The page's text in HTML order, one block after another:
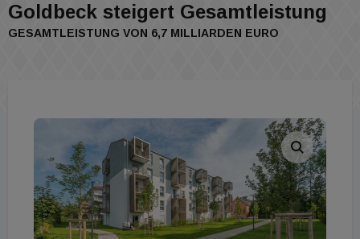
Goldbeck steigert Gesamtleistung
GESAMTLEISTUNG VON 6,7 MILLIARDEN EURO